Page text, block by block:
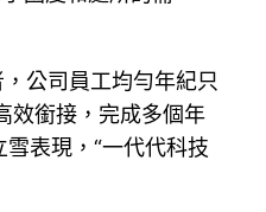
公司員工均勻年紀只
效銜接，完成多個年
表現，“一代代科技